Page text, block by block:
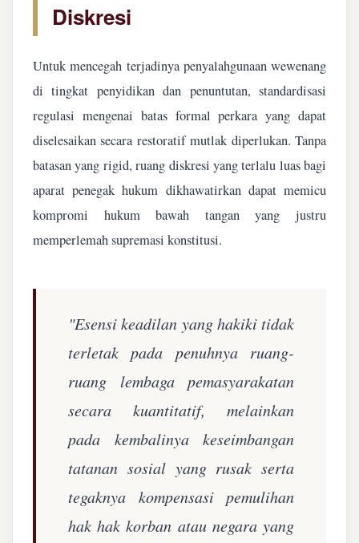
Diskresi
Untuk mencegah terjadinya penyalahgunaan wewenang
di tingkat penyidikan dan penuntutan, standardisasi
regulasi mengenai batas formal perkara yang dapat
diselesaikan secara restoratif mutlak diperlukan. Tanpa
batasan yang rigid, ruang diskresi yang terlalu luas bagi
aparat penegak hukum dikhawatirkan dapat memicu
kompromi hukum bawah tangan yang justru
memperlemah supremasi konstitusi.
"Esensi keadilan yang hakiki tidak
terletak pada penuhnya ruang-
ruang lembaga pemasyarakatan
secara kuantitatif, melainkan
pada kembalinya keseimbangan
tatanan sosial yang rusak serta
tegaknya kompensasi pemulihan
hak hak korban atau negara yang